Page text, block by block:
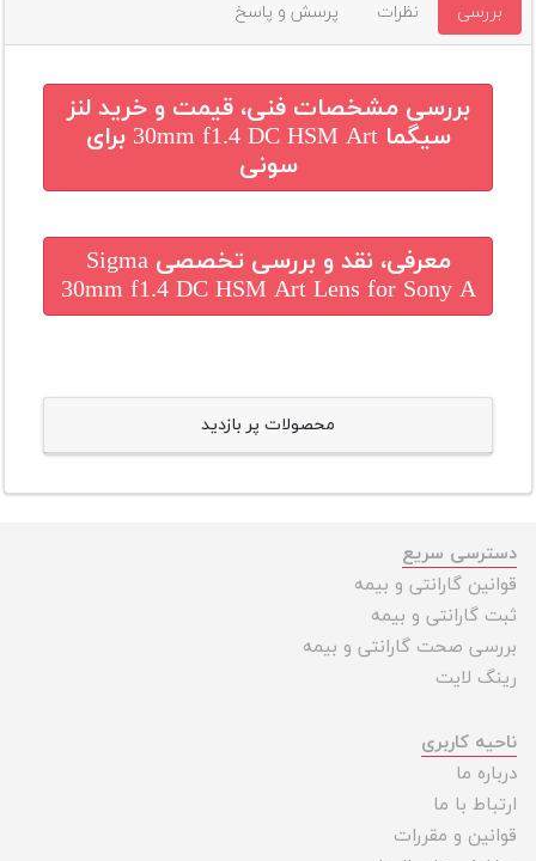
بررسی نظرات پرسش و پاسخ
بررسی مشخصات فنی، قیمت و خریدلنز
سیگما 30mm f1.4 DC HSM Art برای
سونی
معرفی، نقد و بررسی تخصصیSigma
30mm f1.4 DC HSM Art Lens for Sony A
محصولات پر بازدید
دسترسی سریع
قوانین گارانتی و بیمه
ثبت گارانتی و بیمه
بررسی صحت گارانتی و بیمه
رینگ لایت
ناحیه کاربری
درباره ما
ارتباط با ما
قوانین و مقررات